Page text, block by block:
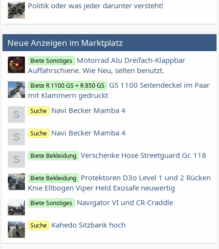
Politik oder was jeder darunter versteht!
Neue Anzeigen im Marktplatz
Biete Sonstiges Motorrad Alu Dreifach-Klappbar
Auffahrschiene. Wie Neu, selten benutzt.
Biete R 1100 GS + R 850 GS
GS 1100 Seitendeckel im Paar
mit Klammern gedruckt
S Suche Navi Becker Mamba 4
S Suche Navi Becker Mamba 4
S Biete Bekleidung Verschenke Hose Streetguard Gr. 118
Biete Bekleidung Protektoren D3o Level 1 und 2 Rücken
Knie Ellbogen Viper Held Exosafe neuwertig
Biete Sonstiges Navigator VI und CR-Craddle
Suche Kahedo Sitzbank hoch